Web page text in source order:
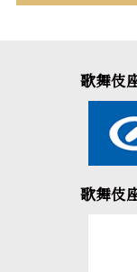
歌舞伎
歌舞伎